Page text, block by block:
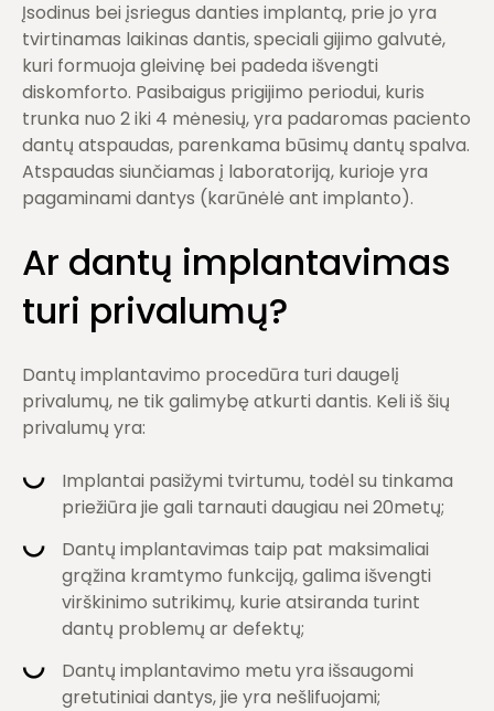
Įsodinus bei įsriegus danties implantą, prie jo yra
tvirtinamas laikinas dantis, speciali gijimo galvutė,
kuri formuoja gleivinę bei padeda išvengti
diskomforto. Pasibaigus prigijimo periodui, kuris
trunka nuo 2 iki 4 mėnesių, yra padaromas paciento
dantų atspaudas, parenkama būsimų dantų spalva.
Atspaudas siunčiamas į laboratoriją, kurioje yra
pagaminami dantys (karūnėlė ant implanto).
Ar dantų implantavimas
turi privalumų?
Dantų implantavimo procedūra turi daugelį
privalumų, ne tik galimybę atkurti dantis. Keli iš šių
privalumų yra:
Implantai pasižymi tvirtumu, todėl su tinkama
priežiūra jie gali tarnauti daugiau nei 20metų;
Dantų implantavimas taip pat maksimaliai
grąžina kramtymo funkciją, galima išvengti
virškinimo sutrikimų, kurie atsiranda turint
dantų problemų ar defektų;
Dantų implantavimo metu yra išsaugomi
gretutiniai dantys, jie yra nešlifuojami;